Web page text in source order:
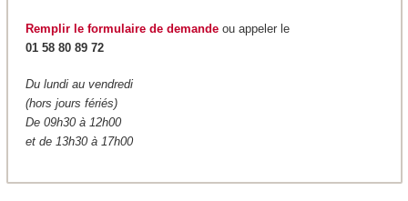
Remplir le formulaire de demandeou appeler le
01 58 80 89 72
Du lundi au vendredi
(hors jours fériés)
De 09h30 à 12h00
et de 13h30 à 17h00